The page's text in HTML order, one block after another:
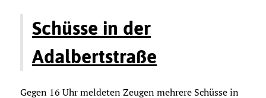
Schüsse in der
Adalbertstraße
Gegen 16 Uhr meldeten Zeugen mehrere Schüsse in